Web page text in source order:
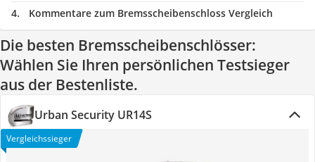
Kommentare zum Bremsscheibenschloss Vergleich
Die besten Bremsscheibenschlösser:
Wählen Sie Ihren persönlichen Testsieger
aus der Bestenliste.
Urban Security UR14S
Vergleichssieger